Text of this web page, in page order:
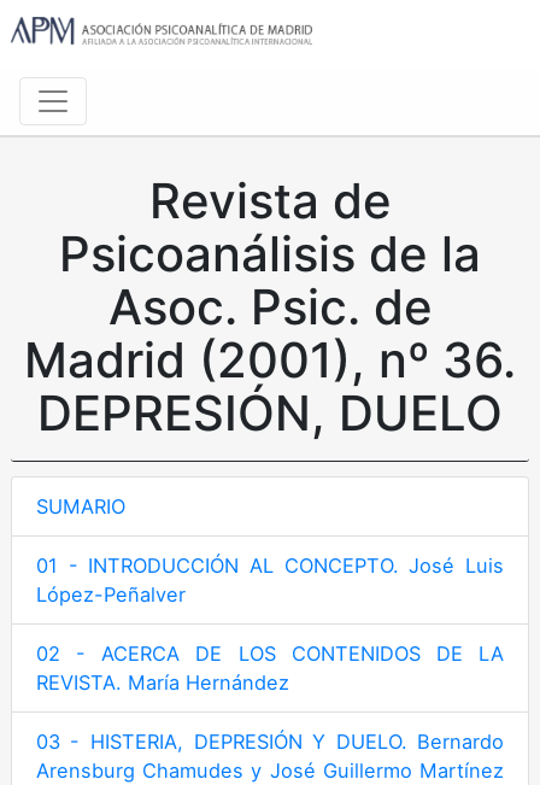
Revista de
Psicoanálisis de la
Asoc. Psic. de
Madrid (2001), nº 36.
DEPRESIÓN, DUELO
SUMARIO
01 - INTRODUCCIÓN AL CONCEPTO. José Luis
López-Peñalver
02 - ACERCA DE LOS CONTENIDOS DE LA
REVISTA. María Hernández
03 - HISTERIA, DEPRESIÓN Y DUELO. Bernardo
Arensburg Chamudes y José Guillermo Martínez